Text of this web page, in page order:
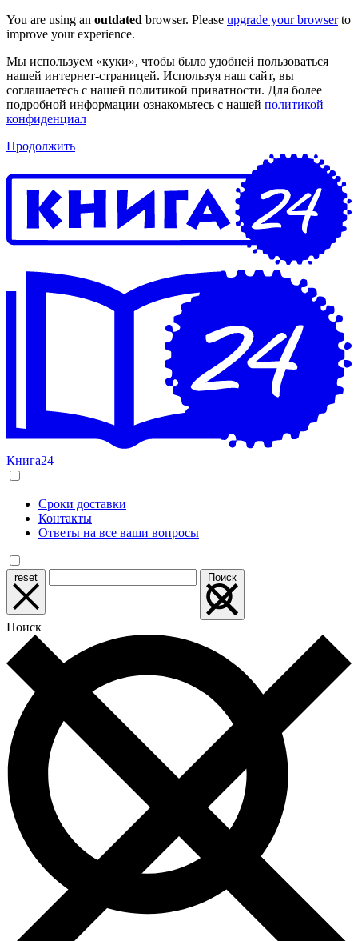
You are using an outdated browser. Please upgrade your browserto
improve your experience.
Мы используем «куки», чтобы было удобней пользоваться
нашей интернет-страницей. Используя наш сайт, вы
соглашаетесь с нашей политикой приватности. Для более
подробной информации ознакомьтесь с нашей политикой
конфиденциал
Продолжить
Книга24
Сроки доставки
Контакты
Ответы на все ваши вопросы
reset Поиск
Поиск